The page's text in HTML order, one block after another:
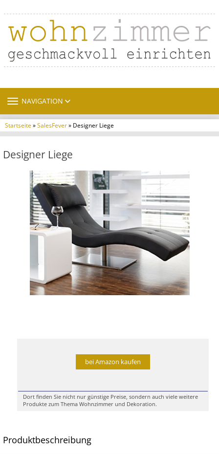
TOGGLE NAVIGATION
NAVIGATION
Startseite»SalesFever» Designer Liege
Designer Liege
bei Amazon kaufen
Dort finden Sie nicht nur günstige Preise, sondern auch viele weitere
Produkte zum Thema Wohnzimmer und Dekoration.
Produktbeschreibung